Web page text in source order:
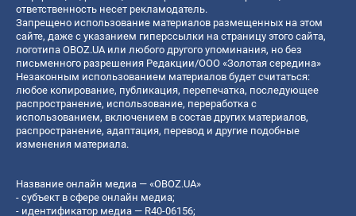
ответственность несет рекламодатель.
Запрещено использование материалов размещенных на этом
сайте, даже с указанием гиперссылки на страницу этого сайта,
логотипа OBOZ.UA или любого другого упоминания, но без
письменного разрешения Редакции/ООО «Золотая середина»
Незаконным использованием материалов будет считаться:
любое копирование, публикация, перепечатка, последующее
распространение, использование, переработка с
использованием, включением в состав других материалов,
распространение, адаптация, перевод и другие подобные
изменения материала.
Название онлайн медиа — «OBOZ.UA»
- субъект в сфере онлайн медиа;
- идентификатор медиа — R40-06156;